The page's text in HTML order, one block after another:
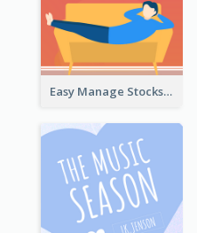
Easy Manage Stocks Book Cover Design